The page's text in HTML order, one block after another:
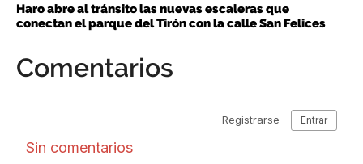
Haro abre al tránsito las nuevas escaleras que
conectan el parque del Tirón con la calle San Felices
Comentarios